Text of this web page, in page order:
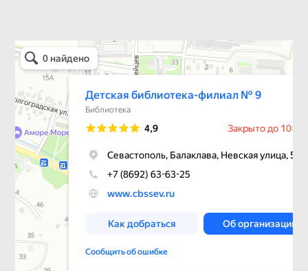
Детская библиотека-филиал № 9
Библиотека в Севастополе